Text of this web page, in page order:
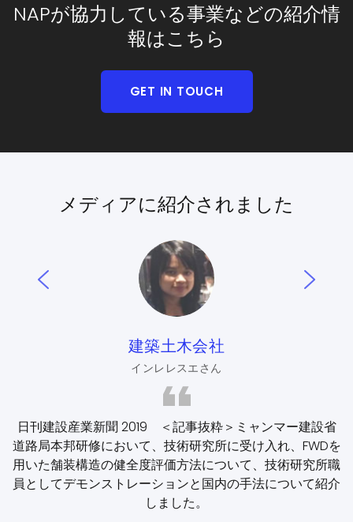
NAPが協力している事業などの紹介情
報はこちら
GET IN TOUCH
メディアに紹介されました
建築土木会社
インレレスエさん
日刊建設産業新聞 2019 ＜記事抜粋＞ミャンマー建設省
道路局本邦研修において、技術研究所に受け入れ、FWDを
用いた舗装構造の健全度評価方法について、技術研究所職
員としてデモンストレーションと国内の手法について紹介
しました。